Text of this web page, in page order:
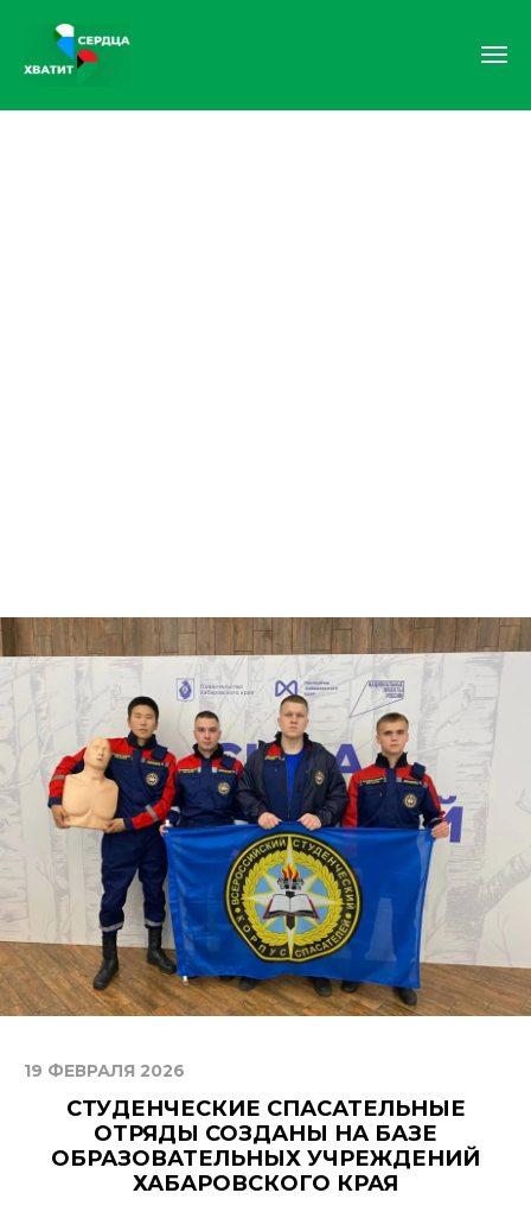
19 ФЕВРАЛЯ 2026
СТУДЕНЧЕСКИЕ СПАСАТЕЛЬНЫЕ
ОТРЯДЫ СОЗДАНЫ НА БАЗЕ
ОБРАЗОВАТЕЛЬНЫХ УЧРЕЖДЕНИЙ
ХАБАРОВСКОГО КРАЯ